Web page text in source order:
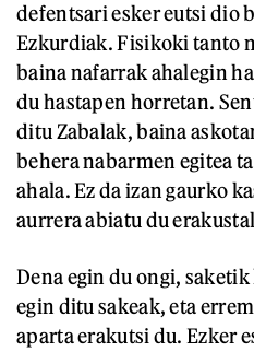
defentsari esker eutsi dio
Ezkurdiak. Fisikoki tanto
baina nafarrak ahalegin
du hastapen horretan.
ditu Zabalak, baina
behera nabarmen egitea
ahala. Ez da izan gaurko
aurrera abiatu du
Dena egin du ongi,
egin ditu sakeak, eta
aparta erakutsi du. Ezker